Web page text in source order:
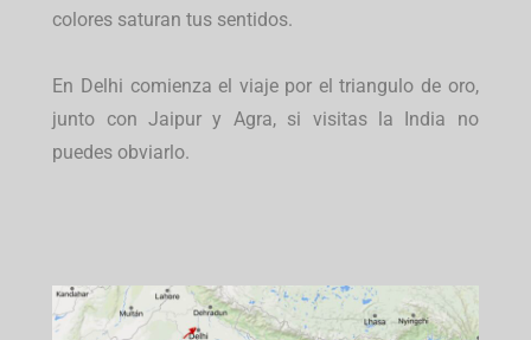
colores saturan tus sentidos.
En Delhi comienza el viaje por el triangulo de oro,
junto con Jaipur y Agra, si visitas la India no
puedes obviarlo.